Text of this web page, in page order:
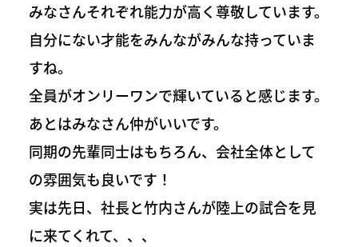
みなさんそれぞれ能力が高く尊敬しています。
自分にない才能をみんながみんな持っていま
すね。
全員がオンリーワンで輝いていると感じます。
あとはみなさん仲がいいです。
同期の先輩同士はもちろん、会社全体として
の雰囲気も良いです！
実は先日、社長と竹内さんが陸上の試合を見
に来てくれて、、、